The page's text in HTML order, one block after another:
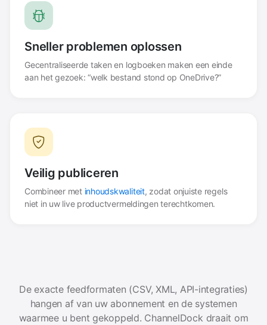
Sneller problemen oplossen
Gecentraliseerde taken en logboeken maken een einde
aan het gezoek: “welk bestand stond op OneDrive?”
Veilig publiceren
Combineer met inhoudskwaliteit, zodat onjuiste regels
niet in uw live productvermeldingen terechtkomen.
De exacte feedformaten (CSV, XML, API-integraties)
hangen af van uw abonnement en de systemen
waarmee u bent gekoppeld. ChannelDock draait om